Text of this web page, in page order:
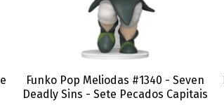
Funko Pop Meliodas #1340 - Seven
Deadly Sins - Sete Pecados Capitais